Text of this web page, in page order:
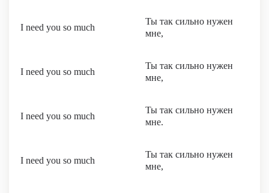
I need you so much
Ты так сильно нужен
мне,
I need you so much
Ты так сильно нужен
мне,
I need you so much
Ты так сильно нужен
мне.
I need you so much
Ты так сильно нужен
мне,